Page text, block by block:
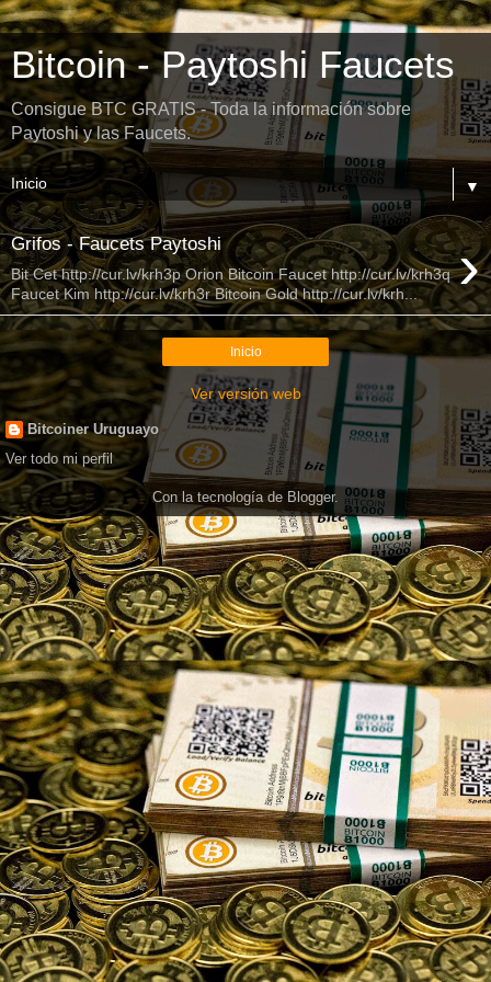
Bitcoin - Paytoshi Faucets
Consigue BTC GRATIS - Toda la información sobre
Paytoshi y las Faucets.
▼
Grifos - Faucets Paytoshi ›
Bit Cet http://cur.lv/krh3p Orion Bitcoin Faucet http://cur.lv/krh3q
Faucet Kim http://cur.lv/krh3r Bitcoin Gold http://cur.lv/krh...
Inicio
Ver versión web
Bitcoiner Uruguayo
Ver todo mi perfil
Con la tecnología de Blogger.